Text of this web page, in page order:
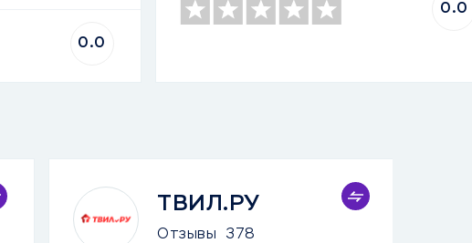
0.0
0.0
ТВИЛ.РУ
Отзывы 378